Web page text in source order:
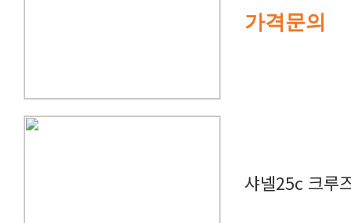
가격문의
샤넬25c 크루